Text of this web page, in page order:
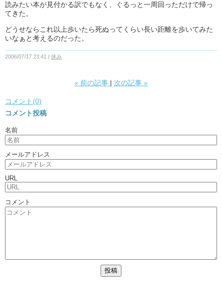
読みたい本が見付かる訳でもなく、ぐるっと一周回っただけで帰っ
てきた。
どうせならこれ以上歩いたら死ぬってくらい長い距離を歩いてみた
いなぁと考えるのだった。
2006/07/17 23:41 休み
« 前の記事 次の記事 »
コメント(0)
コメント投稿
名前
メールアドレス
URL
コメント